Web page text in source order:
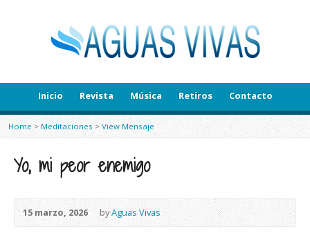
Inicio Revista Música Retiros Contacto
Home > Meditaciones> View Mensaje
Yo, mi peor enemigo
15 marzo, 2026 byAguas Vivas